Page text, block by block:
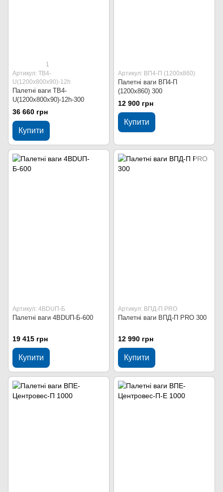
1
Артикул: ТВ4-
U(1200х800х90)-12h
Палетні ваги ТВ4-
U(1200х800х90)-12h-300
36 660 грн
Купити
Артикул: ВП4-П (1200х860)
Палетні ваги ВП4-П
(1200х860) 300
12 900 грн
Купити
Артикул: 4BDUП-Б
Палетні ваги 4BDUП-Б-600
19 415 грн
Купити
Артикул: ВПД-П PRO
Палетні ваги ВПД-П PRO 300
12 990 грн
Купити